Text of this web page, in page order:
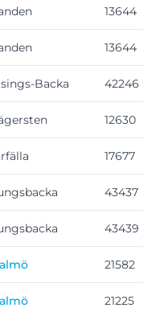
13644
13644
Backa 42246
12630
17677
43437
43439
21582
21225